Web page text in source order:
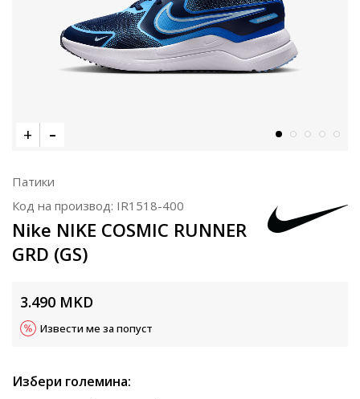
Патики
Код на производ: IR1518-400
Nike NIKE COSMIC RUNNER
GRD (GS)
3.490 MKD
Извести ме за попуст
Избери големина: